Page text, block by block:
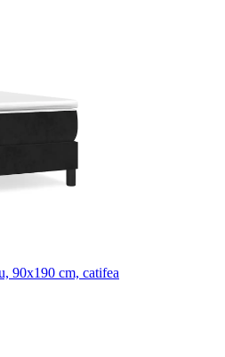
90x190 cm, catifea